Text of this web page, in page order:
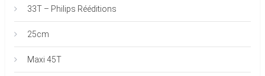
33T – Philips Rééditions
25cm
Maxi 45T